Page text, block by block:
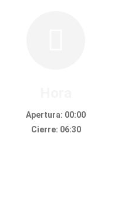
Apertura: 00:00
Cierre: 06:30